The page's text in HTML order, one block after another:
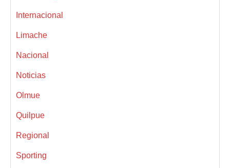
Internacional
Limache
Nacional
Noticias
Olmue
Quilpue
Regional
Sporting